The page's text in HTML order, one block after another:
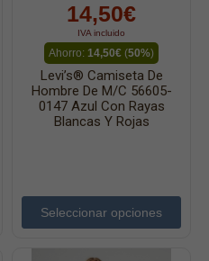
14,50€
IVA incluido
Ahorro: 14,50€ (50%)
Levi’s® Camiseta De
Hombre De M/c 56605-
0147 Azul Con Rayas
Blancas Y Rojas
Seleccionar opciones